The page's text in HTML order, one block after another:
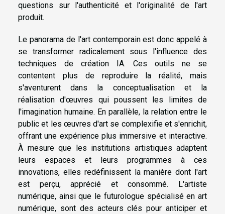
questions sur l'authenticité et l'originalité de l'art
produit.
Le panorama de l'art contemporain est donc appelé à
se transformer radicalement sous l'influence des
techniques de création IA. Ces outils ne se
contentent plus de reproduire la réalité, mais
s'aventurent dans la conceptualisation et la
réalisation d'œuvres qui poussent les limites de
l'imagination humaine. En parallèle, la relation entre le
public et les œuvres d'art se complexifie et s'enrichit,
offrant une expérience plus immersive et interactive.
À mesure que les institutions artistiques adaptent
leurs espaces et leurs programmes à ces
innovations, elles redéfinissent la manière dont l'art
est perçu, apprécié et consommé. L'artiste
numérique, ainsi que le futurologue spécialisé en art
numérique, sont des acteurs clés pour anticiper et